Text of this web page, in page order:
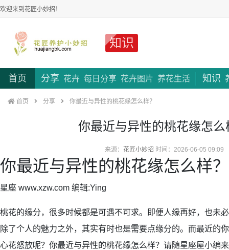
欢迎来到花匠小妙招！
知识
首页 分享 花卉 每日分享 花卉图片 养花生活 知识
首页 分享 你最近与异性的桃花缘怎么样？
你最近与异性的桃花缘怎么
来源： 花匠小妙招 时间：2026-06-05 09:09
你最近与异性的桃花缘怎么样？
星座 www.xzw.com 编辑:Ying
桃花的缘分，很多时候都是可遇不可求。即便人缘再好，也未
除了个人的魅力之外，其实有时也是需要点缘分的。而最近的
心花怒放呢？你最近与异性的桃花缘怎么样？请随星座屋小编